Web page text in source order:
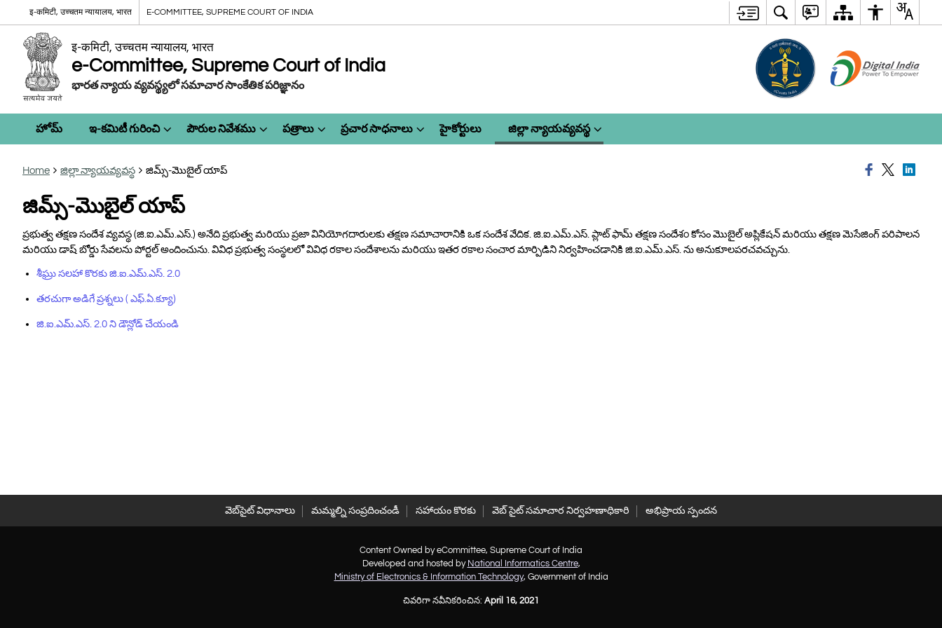
इ-कमिटी, उच्चतम न्यायालय, भारत E-COMMITTEE, SUPREME COURT OF INDIA
इ-कमिटी, उच्चतम न्यायालय, भारत
e-Committee, Supreme Court of India
భారత న్యాయ వ్యవస్థ్యలో సమాచార సాంకేతిక పరిజ్ఞానం
హోమ్ ఇ-కమిటీ గురించి పౌరుల నివేశము పత్రాలు ప్రచార సాధనాలు హైకోర్టులు జిల్లా న్యాయవ్యవస్థ
Home జిల్లా న్యాయవ్యవస్థ జిమ్స్-మొబైల్ యాప్
జిమ్స్-మొబైల్ యాప్
ప్రభుత్వ తక్షణ సందేశ వ్యవస్థ (జి.ఐ.ఎమ్.ఎస్.) అనేది ప్రభుత్వ మరియు ప్రజా వినియోగదారులకు తక్షణ సమాచారానికి ఒక సందేశ వేదిక. జి.ఐ.ఎమ్.ఎస్. ప్లాట్ ఫామ్ తక్షణ సందేశo కోసం మొబైల్ అప్లికేషన్ మరియు తక్షణ మెసేజింగ్ పరిపాలన
మరియు డాష్ బోర్డు సేవలను పోర్టల్ అందించును. వివిధ ప్రభుత్వ సంస్థలలో వివిధ రకాల సందేశాలను మరియు ఇతర రకాల సంచార మార్పిడిని నిర్వహించడానికి జి.ఐ.ఎమ్.ఎస్. ను అనుకూలపరచవచ్చును.
శీఘ్రు సలహా కొరకు జి.ఐ.ఎమ్.ఎస్. 2.0
తరచుగా అడిగే ప్రశ్నలు ( ఎఫ్.ఏ.క్యూ)
జి.ఐ.ఎమ్.ఎస్. 2.0 ని డౌన్లోడ్ చేయండి
వెబ్‌సైట్ విధానాలు మమ్మల్ని సంప్రదించండీ సహాయం కొరకు వెబ్ సైట్ సమాచార నిర్వహణాధికారి అభిప్రాయ స్పందన
Content Owned by eCommittee, Supreme Court of India
Developed and hosted by National Informatics Centre,
Ministry of Electronics & Information Technology, Government of India
చివరిగా నవీనికరించిన: April 16, 2021